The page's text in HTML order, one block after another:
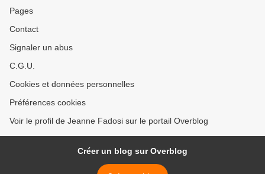
Pages
Contact
Signaler un abus
C.G.U.
Cookies et données personnelles
Préférences cookies
Voir le profil de Jeanne Fadosi sur le portail Overblog
Créer un blog sur Overblog